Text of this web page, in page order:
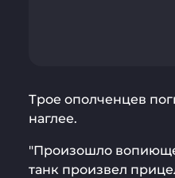
Трое ополченцев
наглее.
"Произошло
танк произвел